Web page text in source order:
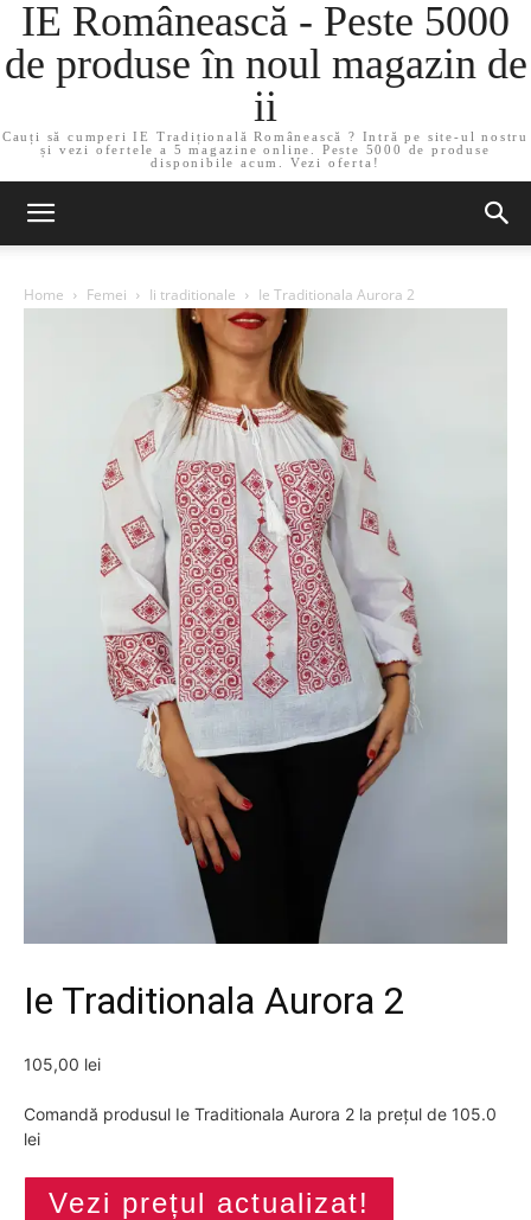
IE Românească - Peste 5000
de produse în noul magazin de
ii
Cauți să cumperi IE Tradițională Românească ? Intră pe site-ul nostru
și vezi ofertele a 5 magazine online. Peste 5000 de produse
disponibile acum. Vezi oferta!
Home Femei Ii traditionale Ie Traditionala Aurora 2
Ie Traditionala Aurora 2
105,00 lei
Comandă produsul Ie Traditionala Aurora 2 la prețul de 105.0
lei
Vezi prețul actualizat!